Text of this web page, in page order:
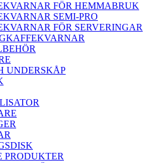
FÖR HEMMABRUK
SEMI-PRO
FÖR SERVERINGAR
UNDERSKÅP